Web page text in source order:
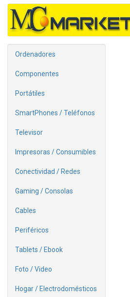
Ordenadores
Componentes
Portátiles
SmartPhones / Teléfonos
Televisor
Impresoras / Consumibles
Conectividad / Redes
Gaming / Consolas
Cables
Periféricos
Tablets / Ebook
Foto / Video
Hogar / Electrodomésticos